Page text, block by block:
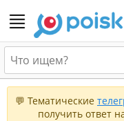
💬 Тематические
получить ответ